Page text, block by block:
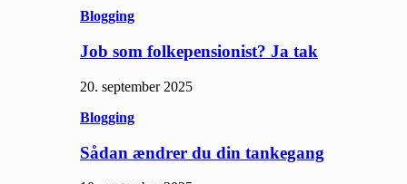
Blogging
Job som folkepensionist? Ja tak
20. september 2025
Blogging
Sådan ændrer du din tankegang